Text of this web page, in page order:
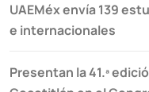
UAEMéx envía 139
e internacionales
Presentan la 41.ª